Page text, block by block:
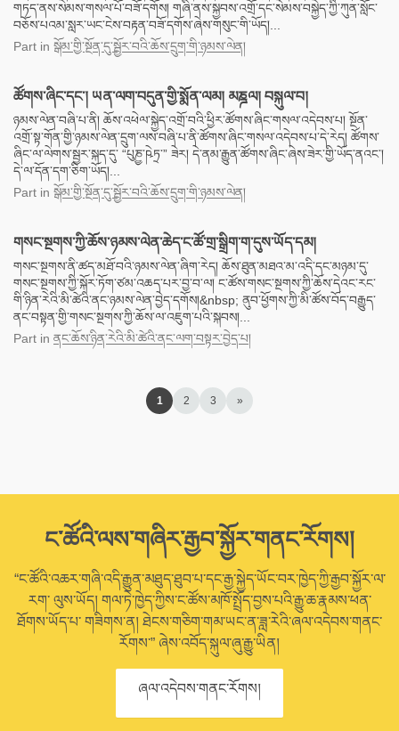
གཏད་ནས་སེམས་གསལ་པོ་བཟོ་དགོས། གཞི་ནས་སྐྱབས་འགྲོ་དང་སེམས་བསྐྱེད་ཀྱི་ཀུན་སློང་
བཅོས་པའམ་སླར་ཡང་ངེས་བརྟན་བཟོ་དགོས་ཞེས་གསུང་གི་ཡོད།...
Part in སྒོམ་གྱི་སྔོན་དུ་སྦྱོར་བའི་ཆོས་དྲུག་གི་ཉམས་ལེན།
ཚོགས་ཞིང་དང་། ཡན་ལག་བདུན་གྱི་སྨོན་ལམ། མཎྜལ། བསྐུལ་བ།
ཉམས་ལེན་བཞི་པ་ནི། ཆོས་འཕེལ་སྐྱེད་འགྲོ་བའི་ཕྱིར་ཚོགས་ཞིང་གསལ་འདེབས་པ། སྔོན་
འགྲོ་སྟ་གོན་གྱི་ཉམས་ལེན་དྲུག་ལས་བཞི་པ་ནི་ཚོགས་ཞིང་གསལ་འདེབས་པ་དེ་རེད། ཚོགས་
ཞིང་ལ་ལེགས་སྦྱར་སྐད་དུ་ “པུཎྱ་ཥེཏྲ་” ཟེར། དེ་ནམ་རྒྱུན་ཚོགས་ཞིང་ཞེས་ཟེར་གྱི་ཡོད་ནའང་།
དེ་ལ་དོན་དག་ཅིག་ཡོད།...
Part in སྒོམ་གྱི་སྔོན་དུ་སྦྱོར་བའི་ཆོས་དྲུག་གི་ཉམས་ལེན།
གསང་སྔགས་ཀྱི་ཆོས་ཉམས་ལེན་ཆེད་ང་ཚོ་གྲ་སྒྲིག་ག་དུས་ཡོད་དམ།
གསང་སྔགས་ནི་ཚད་མཐོ་བའི་ཉམས་ལེན་ཞིག་རེད། ཆོས་ཐུན་མཐའ་མ་འདི་དང་མཉམ་དུ་
གསང་སྔགས་ཀྱི་སྐོར་ཏོག་ཙམ་འཆད་པར་བྱ་བ་ལ། ང་ཚོས་གསང་སྔགས་ཀྱི་ཆོས་དེའང་རང་
གི་ཉིན་རེའི་མི་ཚེའི་ནང་ཉམས་ལེན་བྱེད་དགོས།&nbsp; ནུབ་ཕྱོགས་ཀྱི་མི་ཚོས་བོད་བརྒྱུད་
ནང་བསྟན་གྱི་གསང་སྔགས་ཀྱི་ཆོས་ལ་འཇུག་པའི་སྐབས།...
Part in ནང་ཆོས་ཉིན་རེའི་མི་ཚེའི་ནང་ལག་བསྟར་བྱེད་པ།
1 2 3 »
ང་ཚོའི་ལས་གཞིར་རྒྱབ་སྐྱོར་གནང་རོགས།
“ང་ཚོའི་འཆར་གཞི་འདི་རྒྱུན་མཐུད་ཐུབ་པ་དང་རྒྱ་སྐྱེད་ཡོང་བར་ཁྱེད་ཀྱི་རྒྱབ་སྐྱོར་ལ་
རག་ ལུས་ཡོད། གལ་ཏེ་ཁྱེད་ཀྱིས་ང་ཚོས་མཁོ་སྤྲོད་བྱས་པའི་རྒྱུ་ཆ་རྣམས་ཕན་
ཐོགས་ཡོད་པ་ གཟིགས་ན། ཐེངས་གཅིག་གམ་ཡང་ན་ཟླ་རེའི་ཞལ་འདེབས་གནང་
རོགས་” ཞེས་འབོད་སྐུལ་ཞུ་རྒྱུ་ཡིན།
ཞལ་འདེབས་གནང་རོགས།